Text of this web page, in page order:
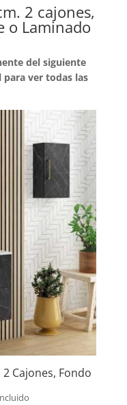
2 cajones,
o Laminado
del siguiente
para ver todas las
Cajones, Fondo